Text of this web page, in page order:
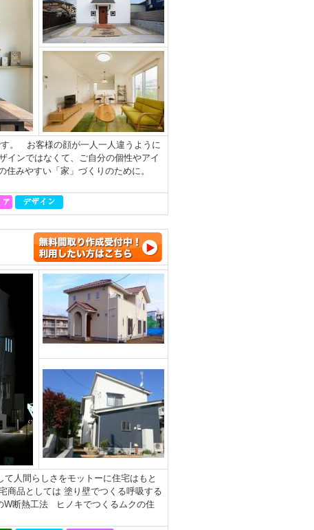
す。 お客様の顔が一人一人違うように
インではなくて、ご自分の個性やアイ
みやすい「家」づくりのために。
人間らしさをモットーに住宅はもと
商品としては 塗り壁でつくる呼吸する
W断熱工法 ヒノキでつくるムクの住